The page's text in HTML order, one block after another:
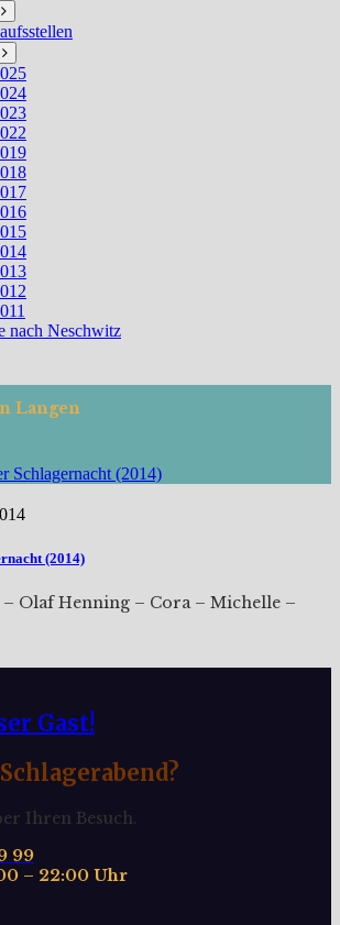
nach Neschwitz
Langen
Schlagernacht (2014)
(2014)
Olaf Henning – Cora – Michelle –
Gast!
Schlagerabend?
Ihren Besuch.
99
– 22:00 Uhr